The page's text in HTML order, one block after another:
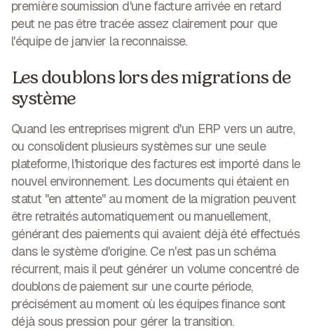
première soumission d'une facture arrivée en retard
peut ne pas être tracée assez clairement pour que
l'équipe de janvier la reconnaisse.
Les doublons lors des migrations de
système
Quand les entreprises migrent d'un ERP vers un autre,
ou consolident plusieurs systèmes sur une seule
plateforme, l'historique des factures est importé dans le
nouvel environnement. Les documents qui étaient en
statut "en attente" au moment de la migration peuvent
être retraités automatiquement ou manuellement,
générant des paiements qui avaient déjà été effectués
dans le système d'origine. Ce n'est pas un schéma
récurrent, mais il peut générer un volume concentré de
doublons de paiement sur une courte période,
précisément au moment où les équipes finance sont
déjà sous pression pour gérer la transition.